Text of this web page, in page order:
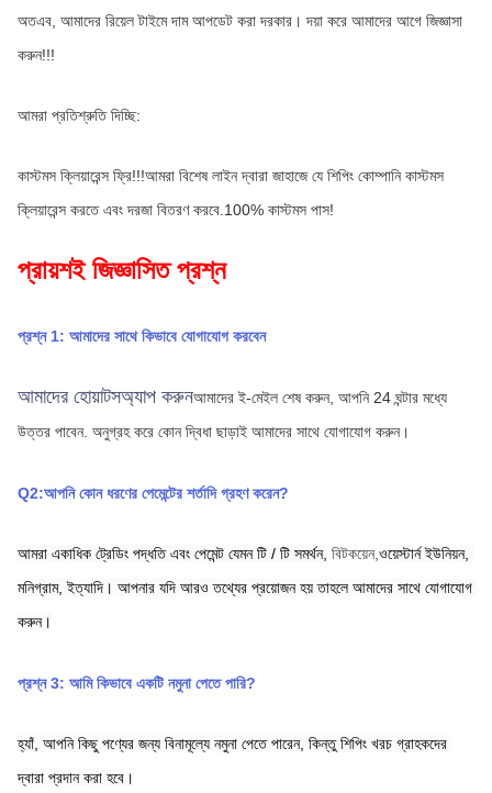
অতএব, আমাদের রিয়েল টাইমে দাম আপডেট করা দরকার। দয়া করে আমাদের আগে জিজ্ঞাসা
করুন!!!
আমরা প্রতিশ্রুতি দিচ্ছি:
কাস্টমস ক্লিয়ারেন্স ফ্রি!!!আমরা বিশেষ লাইন দ্বারা জাহাজে যে শিপিং কোম্পানি কাস্টমস
ক্লিয়ারেন্স করতে এবং দরজা বিতরণ করবে.100% কাস্টমস পাস!
প্রায়শই জিজ্ঞাসিত প্রশ্ন
প্রশ্ন 1: আমাদের সাথে কিভাবে যোগাযোগ করবেন
আমাদের হোয়াটসঅ্যাপ করুনআমাদের ই-মেইল শেষ করুন, আপনি 24 ঘন্টার মধ্যে
উত্তর পাবেন. অনুগ্রহ করে কোন দ্বিধা ছাড়াই আমাদের সাথে যোগাযোগ করুন।
Q2:আপনি কোন ধরণের পেমেন্টের শর্তাদি গ্রহণ করেন?
আমরা একাধিক ট্রেডিং পদ্ধতি এবং পেমেন্ট যেমন টি / টি সমর্থন, বিটকয়েন,ওয়েস্টার্ন ইউনিয়ন,
মনিগ্রাম, ইত্যাদি। আপনার যদি আরও তথ্যের প্রয়োজন হয় তাহলে আমাদের সাথে যোগাযোগ
করুন।
প্রশ্ন 3: আমি কিভাবে একটি নমুনা পেতে পারি?
হ্যাঁ, আপনি কিছু পণ্যের জন্য বিনামূল্যে নমুনা পেতে পারেন, কিন্তু শিপিং খরচ গ্রাহকদের
দ্বারা প্রদান করা হবে।